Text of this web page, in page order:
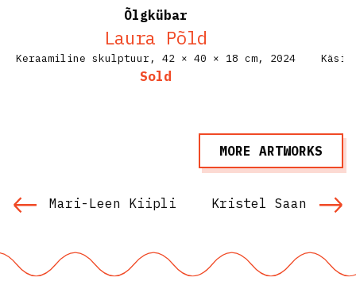
Põld ja Līga Spunde
ERR kultuur. 3/6/2022
Arvustus: Bambi antropotseeni
Maria Helen Känd. Müürileht.
Materiaalsuse jälil
Uus Tartu kunst: Laura Põld
Õlgkübar
Laura Põld
Keraamiline skulptuur, 42 × 40 × 18 cm, 2024
Sold
MORE ARTWORKS
Mari-Leen Kiipli Kristel Saan